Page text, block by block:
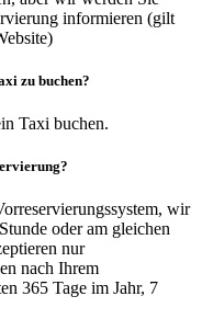
informieren (gilt
zu buchen?
Taxi buchen.
wir
oder am gleichen
nur
nach Ihrem
365 Tage im Jahr, 7